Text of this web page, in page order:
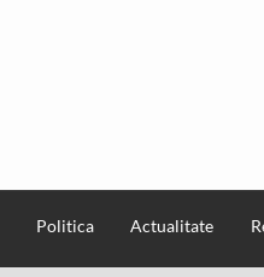
Politica Actualitate